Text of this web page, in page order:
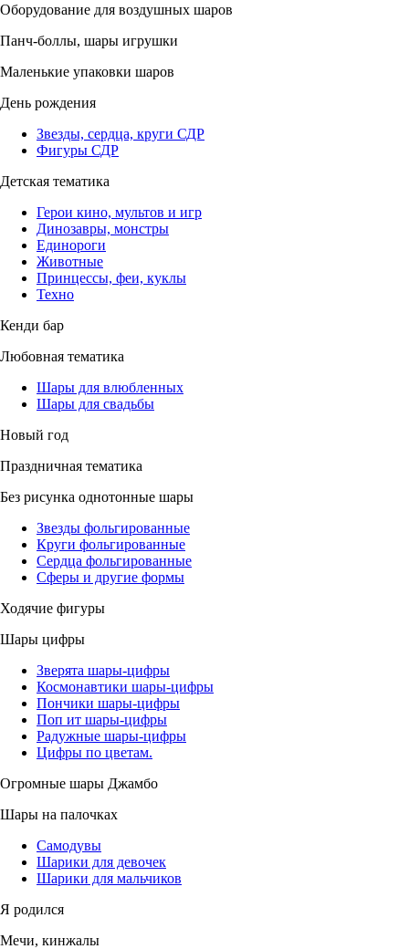
Оборудование для воздушных шаров
Панч-боллы, шары игрушки
Маленькие упаковки шаров
День рождения
Звезды, сердца, круги СДР
Фигуры СДР
Детская тематика
Герои кино, мультов и игр
Динозавры, монстры
Единороги
Животные
Принцессы, феи, куклы
Техно
Кенди бар
Любовная тематика
Шары для влюбленных
Шары для свадьбы
Новый год
Праздничная тематика
Без рисунка однотонные шары
Звезды фольгированные
Круги фольгированные
Сердца фольгированные
Сферы и другие формы
Ходячие фигуры
Шары цифры
Зверята шары-цифры
Космонавтики шары-цифры
Пончики шары-цифры
Поп ит шары-цифры
Радужные шары-цифры
Цифры по цветам.
Огромные шары Джамбо
Шары на палочках
Самодувы
Шарики для девочек
Шарики для мальчиков
Я родился
Мечи, кинжалы